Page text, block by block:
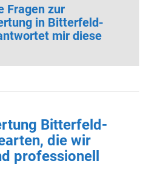
Fragen zur
in Bitterfeld-
mir diese
Bitterfeld-
die wir
professionell